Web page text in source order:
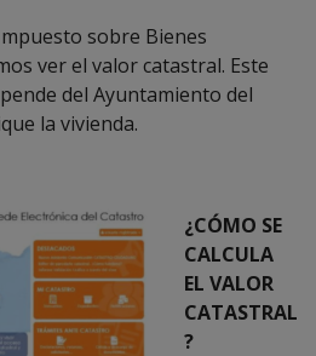
sobre Bienes
ver el valor catastral. Este
del Ayuntamiento del
la vivienda.
¿CÓMO SE
CALCULA
EL VALOR
CATASTRAL
?